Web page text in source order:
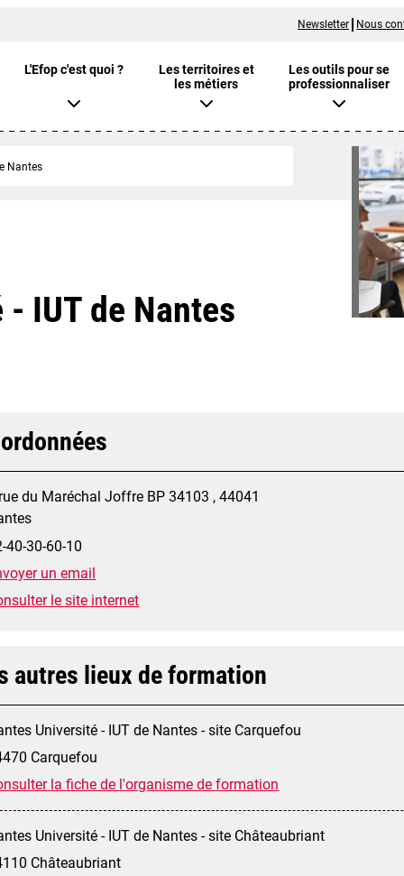
Newsletter Nous
L'Efop c'est quoi ?
Les territoires et
les métiers
Les outils pour se
professionnaliser
Nantes
IUT de Nantes
du Maréchal Joffre BP 34103 , 44041
40-30-60-10
un email
le site internet
autres lieux de formation
Université - IUT de Nantes - site Carquefou
Carquefou
la fiche de l'organisme de formation
Université - IUT de Nantes - site Châteaubriant
Châteaubriant